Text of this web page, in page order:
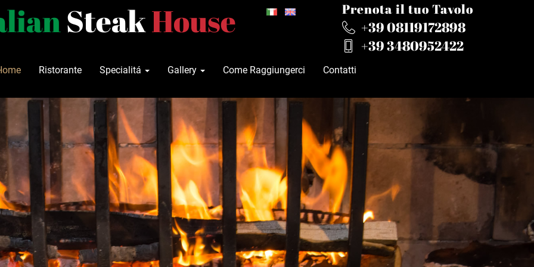
SteakHouse Prenota il tuo Tavolo
+39 08119172898
+39 3480952422
Ristorante Specialitá Gallery Come Raggiungerci Contatti